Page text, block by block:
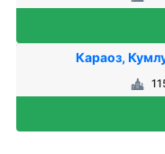
Караоз,